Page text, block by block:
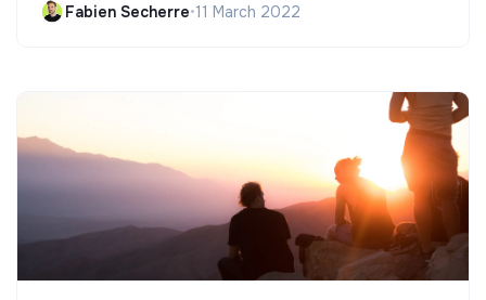
Fabien Secherre•11 March 2022